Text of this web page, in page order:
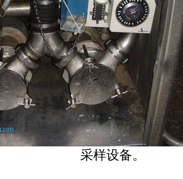
采样设备。